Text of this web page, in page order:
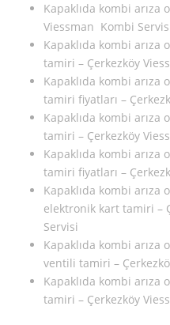
Kapaklıda kombi arıza
Viessman Kombi
Kapaklıda kombi arıza
tamiri – Çerkezköy
Kapaklıda kombi
tamiri fiyatları –
Kapaklıda kombi
tamiri – Çerkezköy
Kapaklıda kombi
tamiri fiyatları –
Kapaklıda kombi arıza
elektronik kart tamiri –
Servisi
Kapaklıda kombi
ventili tamiri –
Kapaklıda kombi arıza
tamiri – Çerkezköy